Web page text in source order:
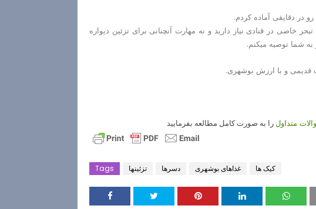
در دقایقی آماده کردم.
خاصی در قنادی نیاز دارید و نه مهارت آنچنانی برای تزئین دیواره
شما توصیه میکنم.
قدیمی و با ارزش بوشهری.
متداول را به صورت كامل مطالعه بفرماييد
Tags تزئینها دسرها غذاهای بوشهری کیک ها